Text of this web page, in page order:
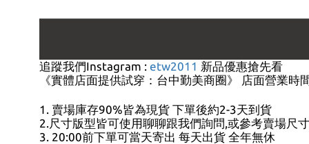
追蹤我們Instagram : etw2011 新品優惠搶先看
《實體店面提供試穿：台中勤美商圈》 店面營業時
1. 賣場庫存90%皆為現貨 下單後約2-3天到貨
2.尺寸版型皆可使用聊聊跟我們詢問,或參考賣場尺
3. 20:00前下單可當天寄出 每天出貨 全年無休